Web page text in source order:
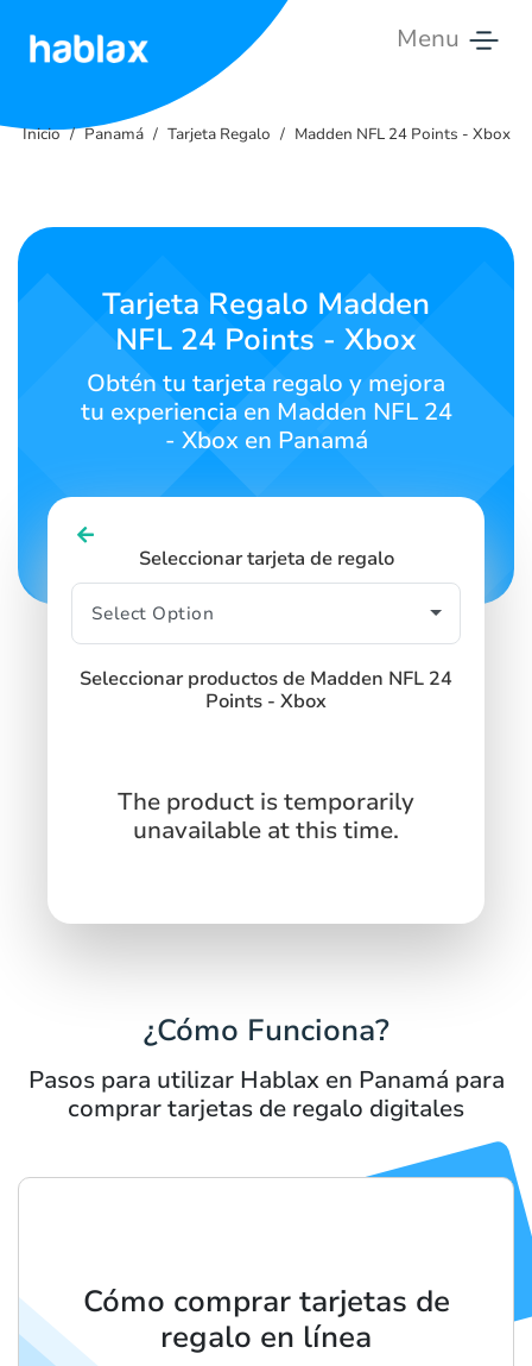
Menu
Tarifas
Contáctanos
SIGN UP
Inicio Panamá Tarjeta Regalo Madden NFL 24 Points - Xbox
Tarjeta Regalo Madden
NFL 24 Points - Xbox
Obtén tu tarjeta regalo y mejora
tu experiencia en Madden NFL 24
- Xbox en Panamá
Seleccionar tarjeta de regalo
Seleccionar productos de Madden NFL 24
Points - Xbox
The product is temporarily
unavailable at this time.
¿Cómo Funciona?
Pasos para utilizar Hablax en Panamá para
comprar tarjetas de regalo digitales
Cómo comprar tarjetas de
regalo en línea